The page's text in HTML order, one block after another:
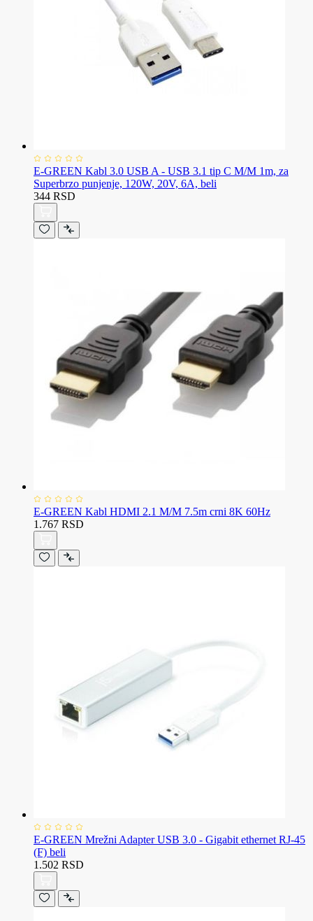
E-GREEN Kabl 3.0 USB A - USB 3.1 tip C M/M 1m, za
Superbrzo punjenje, 120W, 20V, 6A, beli
344 RSD
E-GREEN Kabl HDMI 2.1 M/M 7.5m crni 8K 60Hz
1.767 RSD
E-GREEN Mrežni Adapter USB 3.0 - Gigabit ethernet RJ-45
(F) beli
1.502 RSD